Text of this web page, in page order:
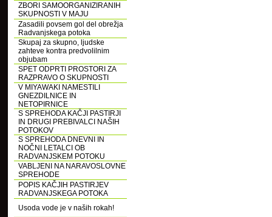
ZBORI SAMOORGANIZIRANIH
SKUPNOSTI V MAJU
Zasadili povsem gol del obrežja
Radvanjskega potoka
Skupaj za skupno, ljudske
zahteve kontra predvolilnim
objubam
SPET ODPRTI PROSTORI ZA
RAZPRAVO O SKUPNOSTI
V MIYAWAKI NAMESTILI
GNEZDILNICE IN
NETOPIRNICE
S SPREHODA KAČJI PASTIRJI
IN DRUGI PREBIVALCI NAŠIH
POTOKOV
S SPREHODA DNEVNI IN
NOČNI LETALCI OB
RADVANJSKEM POTOKU
VABLJENI NA NARAVOSLOVNE
SPREHODE
POPIS KAČJIH PASTIRJEV
RADVANJSKEGA POTOKA
Usoda vode je v naših rokah!